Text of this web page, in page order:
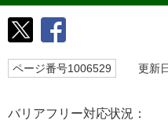
ページ番号1006529 更新日
バリアフリー対応状況：